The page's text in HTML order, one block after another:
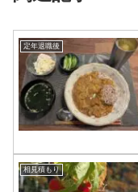
定年退職後
相見積もり